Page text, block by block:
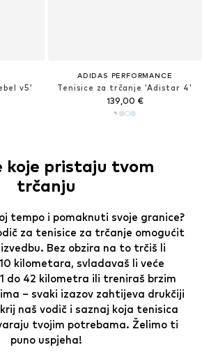
v5'
ADIDAS PERFORMANCE
Tenisice za trčanje 'Adistar 4'
139,00 €
koje pristaju tvom
trčanju
tempo i pomaknuti svoje granice?
za tenisice za trčanje omogućit
Bez obzira na to trčiš li
kilometara, svladavaš li veće
do 42 kilometra ili treniraš brzim
– svaki izazov zahtijeva drukčiji
naš vodič i saznaj koja tenisica
tvojim potrebama. Želimo ti
puno uspjeha!